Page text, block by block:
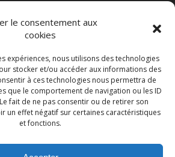
le consentement aux
cookies
expériences, nous utilisons des technologies
stocker et/ou accéder aux informations des
à ces technologies nous permettra de
que le comportement de navigation ou les ID
fait de ne pas consentir ou de retirer son
un effet négatif sur certaines caractéristiques
et fonctions.